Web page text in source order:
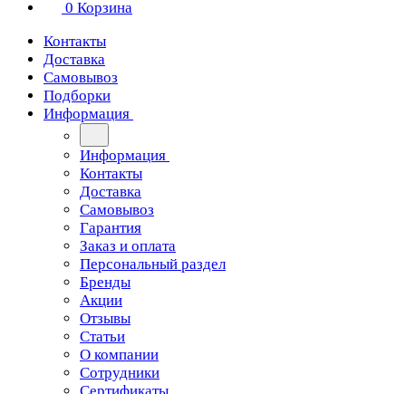
0 Корзина
Контакты
Доставка
Самовывоз
Подборки
Информация
Информация
Контакты
Доставка
Самовывоз
Гарантия
Заказ и оплата
Персональный раздел
Бренды
Акции
Отзывы
Статьи
О компании
Сотрудники
Сертификаты